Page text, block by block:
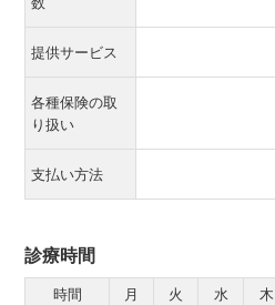
提供サービス
各種保険の取
り扱い
支払い方法
診療時間
時間 月 火 水 木